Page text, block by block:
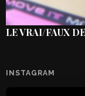
LE VRAI/FAUX
INSTAGRAM